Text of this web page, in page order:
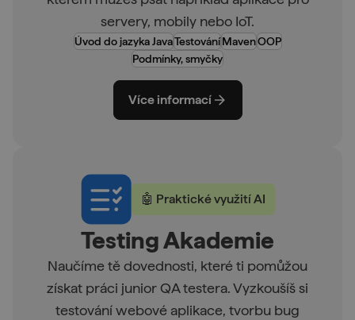
servery, mobily nebo IoT.
Úvod do jazyka JavaTestování MavenOOP
Podmínky, smyčky
Více informací
🤖 Praktické využití AI
Testing Akademie
Naučíme tě dovednosti, které ti pomůžou
získat práci junior QA testera. Vyzkoušíš si
testování webové aplikace, tvorbu bug